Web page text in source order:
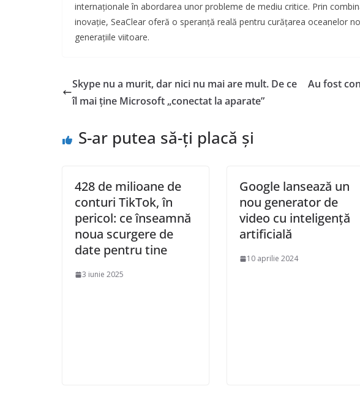
internaționale în abordarea unor probleme de mediu critice. Prin
inovație, SeaClear oferă o speranță reală pentru curățarea oceanelor
generațiile viitoare.
Skype nu a murit, dar nici nu mai are mult. De ce
îl mai ține Microsoft „conectat la aparate”
Au fost
S-ar putea să-ți placă și
428 de milioane de
conturi TikTok, în
pericol: ce înseamnă
noua scurgere de
date pentru tine
3 iunie 2025
Google lansează un
nou generator de
video cu inteligență
artificială
10 aprilie 2024